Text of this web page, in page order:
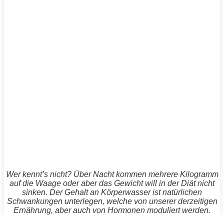
Wer kennt’s nicht? Über Nacht kommen mehrere Kilogramm
auf die Waage oder aber das Gewicht will in derDiätnicht
sinken. Der Gehalt an Körperwasser ist natürlichen
Schwankungen unterlegen, welche von unserer derzeitigen
Ernährung, aber auch von Hormonen moduliert werden.